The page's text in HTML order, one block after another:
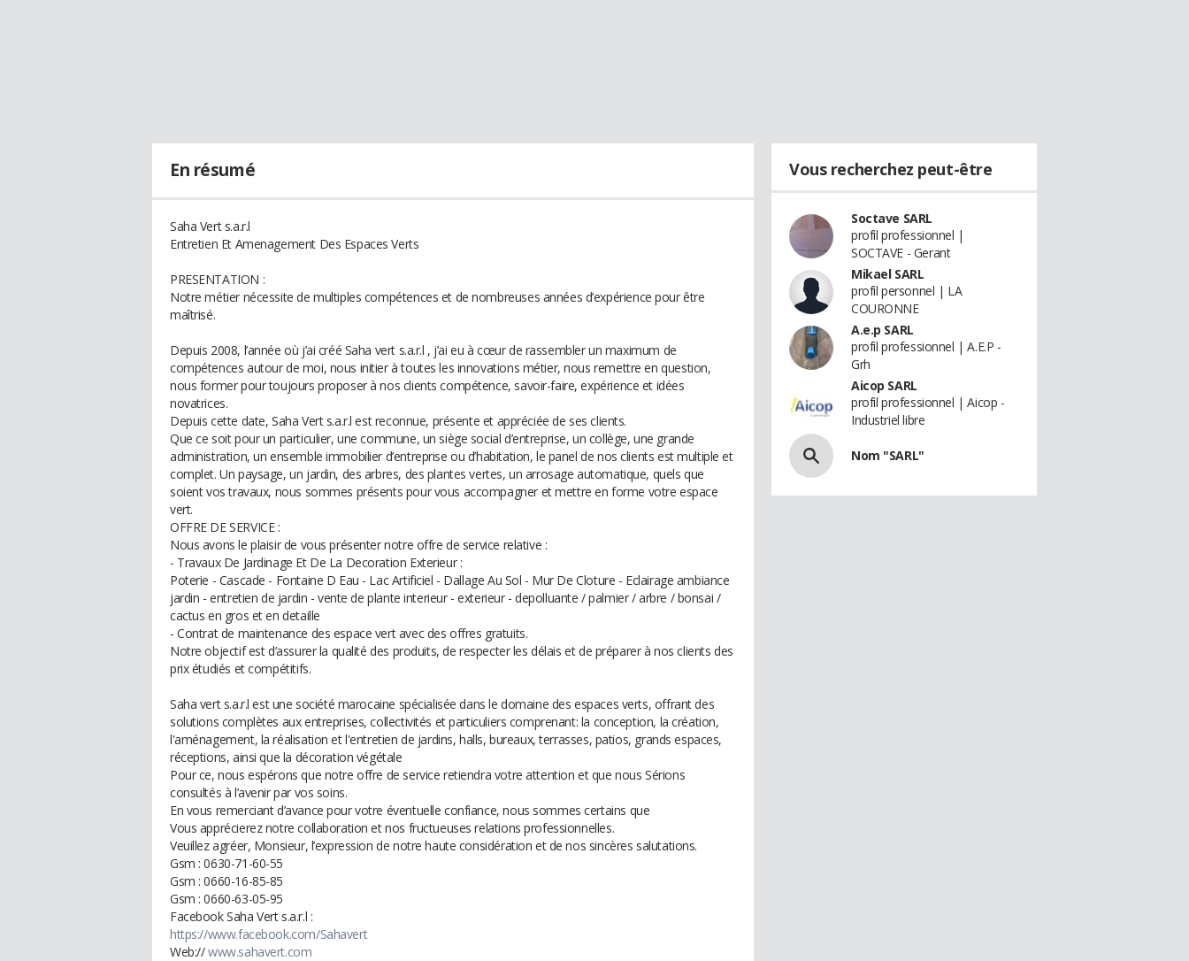
En résumé
Saha Vert s.a.r.l
Entretien Et Amenagement Des Espaces Verts
PRESENTATION :
Notre métier nécessite de multiples compétences et de nombreuses années d’expérience pour être
maîtrisé.
Depuis 2008, l’année où j’ai créé Saha vert s.a.r.l , j’ai eu à cœur de rassembler un maximum de
compétences autour de moi, nous initier à toutes les innovations métier, nous remettre en question,
nous former pour toujours proposer à nos clients compétence, savoir-faire, expérience et idées
novatrices.
Depuis cette date, Saha Vert s.a.r.l est reconnue, présente et appréciée de ses clients.
Que ce soit pour un particulier, une commune, un siège social d’entreprise, un collège, une grande
administration, un ensemble immobilier d’entreprise ou d’habitation, le panel de nos clients est multiple et
complet. Un paysage, un jardin, des arbres, des plantes vertes, un arrosage automatique, quels que
soient vos travaux, nous sommes présents pour vous accompagner et mettre en forme votre espace
vert.
OFFRE DE SERVICE :
Nous avons le plaisir de vous présenter notre offre de service relative :
- Travaux De Jardinage Et De La Decoration Exterieur :
Poterie - Cascade - Fontaine D Eau - Lac Artificiel - Dallage Au Sol - Mur De Cloture - Eclairage ambiance
jardin - entretien de jardin - vente de plante interieur - exterieur - depolluante / palmier / arbre / bonsai /
cactus en gros et en detaille
- Contrat de maintenance des espace vert avec des offres gratuits.
Notre objectif est d’assurer la qualité des produits, de respecter les délais et de préparer à nos clients des
prix étudiés et compétitifs.
Saha vert s.a.r.l est une société marocaine spécialisée dans le domaine des espaces verts, offrant des
solutions complètes aux entreprises, collectivités et particuliers comprenant: la conception, la création,
l'aménagement, la réalisation et l'entretien de jardins, halls, bureaux, terrasses, patios, grands espaces,
réceptions, ainsi que la décoration végétale
Pour ce, nous espérons que notre offre de service retiendra votre attention et que nous Sérions
consultés à l’avenir par vos soins.
En vous remerciant d’avance pour votre éventuelle confiance, nous sommes certains que
Vous apprécierez notre collaboration et nos fructueuses relations professionnelles.
Veuillez agréer, Monsieur, l’expression de notre haute considération et de nos sincères salutations.
Gsm : 0630-71-60-55
Gsm : 0660-16-85-85
Gsm : 0660-63-05-95
Facebook Saha Vert s.a.r.l :
https://www.facebook.com/Sahavert
Web://www.sahavert.com
Vous recherchez peut-être
Soctave SARL
profil professionnel |
SOCTAVE - Gerant
Mikael SARL
profil personnel | LA
COURONNE
A.e.p SARL
profil professionnel | A.E.P -
Grh
Aicop SARL
profil professionnel | Aicop -
Industriel libre
Nom "SARL"